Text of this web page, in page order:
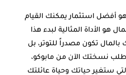
أفضل استثمار يمكنك القيام
هو الأداة المثالية لبدء هذا
بالمال تكون مصدراً للتوتر، بل
نسختك الآن من مابوكو،
التي ستغير حياتك وحياة عائلتك